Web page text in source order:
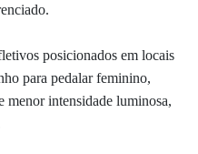
posicionados em locais
para pedalar feminino,
menor intensidade luminosa,